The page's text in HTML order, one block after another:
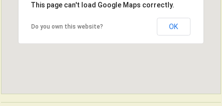
This page can't load Google Maps correctly.
Do you own this website? OK